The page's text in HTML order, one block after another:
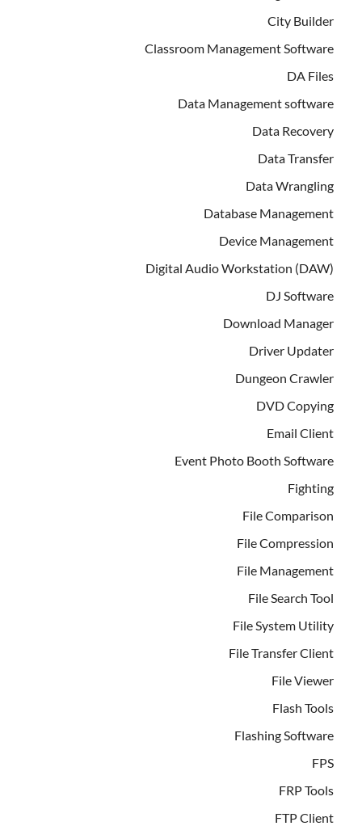
City Builder
Classroom Management Software
DA Files
Data Management software
Data Recovery
Data Transfer
Data Wrangling
Database Management
Device Management
Digital Audio Workstation (DAW)
DJ Software
Download Manager
Driver Updater
Dungeon Crawler
DVD Copying
Email Client
Event Photo Booth Software
Fighting
File Comparison
File Compression
File Management
File Search Tool
File System Utility
File Transfer Client
File Viewer
Flash Tools
Flashing Software
FPS
FRP Tools
FTP Client